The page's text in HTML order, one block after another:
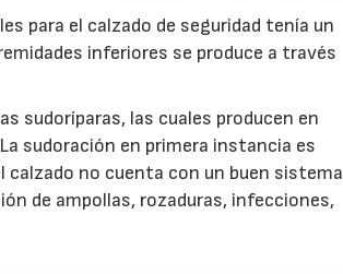
para el calzado de seguridad tenía un
inferiores se produce a través
sudoríparas, las cuales producen en
sudoración en primera instancia es
no cuenta con un buen sistema
de ampollas, rozaduras, infecciones,